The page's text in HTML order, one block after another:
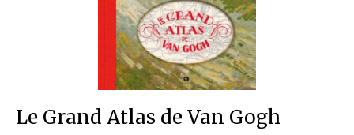
Le Grand Atlas de Van Gogh